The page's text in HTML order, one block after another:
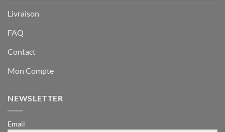
Livraison
FAQ
Contact
Mon Compte
NEWSLETTER
Email